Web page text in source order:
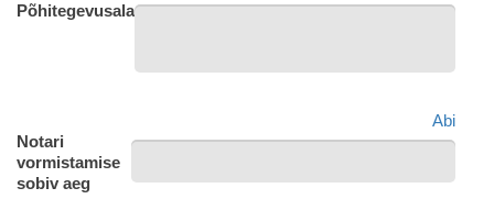
Põhitegevusala
Abi
Notari
vormistamise
sobiv aeg